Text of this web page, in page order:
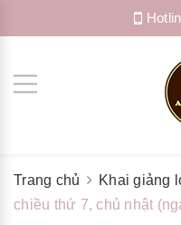
Trang chủ Khai giảng
chiều thứ 7, chủ nhật